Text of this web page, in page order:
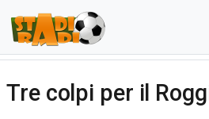
Tre colpi per il